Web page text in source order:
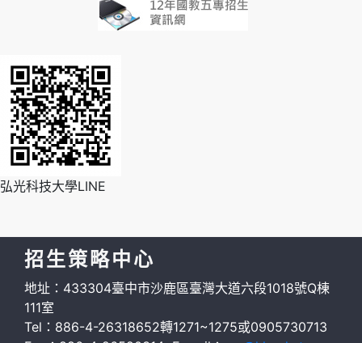
弘光科技大學LINE
招生策略中心
地址：433304臺中市沙鹿區臺灣大道六段1018號Q棟
111室
Tel：886-4-26318652轉1271~1275或0905730713